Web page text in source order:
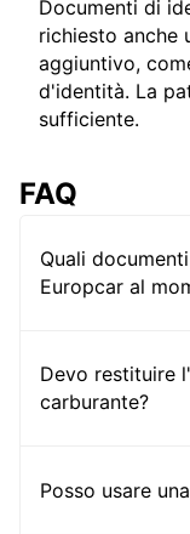
Documenti di
richiesto anche
aggiuntivo,
d'identità. La
sufficiente.
FAQ
Quali
Europcar al
Devo restituire
carburante?
Posso usare